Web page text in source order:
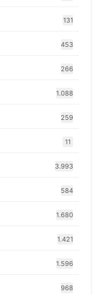
131
453
266
1.088
259
11
3.993
584
1.680
1.421
1.596
968